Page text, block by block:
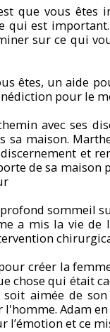
que vous
qui est
sur ce qui
êtes, un aide
pour le
avec ses
sa maison.
et
de sa
sommeil
a mis la vie de
créer la
chose qui était
aimée de
Adam
l’émotion et ce